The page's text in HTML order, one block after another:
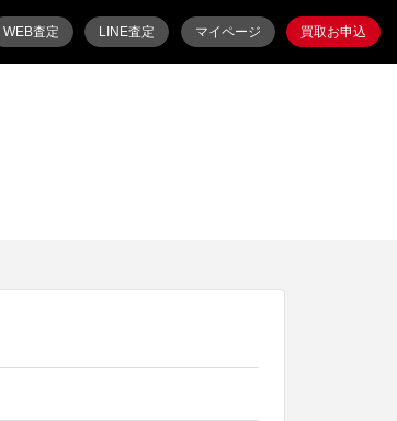
WEB査定 LINE査定 マイページ 買取お申込